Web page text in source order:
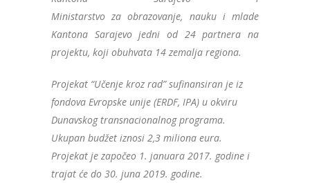
Ministarstvo za obrazovanje, nauku i mlade
Kantona Sarajevo jedni od 24 partnera na
projektu, koji obuhvata 14 zemalja regiona.
Projekat “Učenje kroz rad” sufinansiran je iz
fondova Evropske unije (ERDF, IPA) u okviru
Dunavskog transnacionalnog programa.
Ukupan budžet iznosi 2,3 miliona eura.
Projekat je započeo 1. januara 2017. godine i
trajat će do 30. juna 2019. godine.